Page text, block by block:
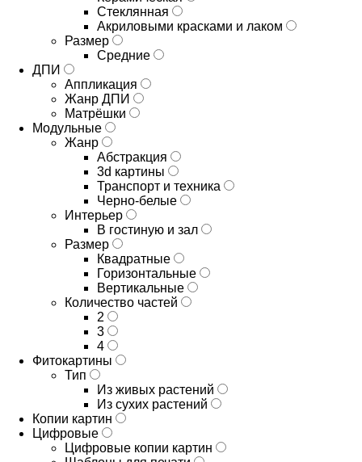
Стеклянная
Акриловыми красками и лаком
Размер
Средние
ДПИ
Аппликация
Жанр ДПИ
Матрёшки
Модульные
Жанр
Абстракция
3d картины
Транспорт и техника
Черно-белые
Интерьер
В гостиную и зал
Размер
Квадратные
Горизонтальные
Вертикальные
Количество частей
2
3
4
Фитокартины
Тип
Из живых растений
Из сухих растений
Копии картин
Цифровые
Цифровые копии картин